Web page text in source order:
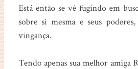
Está então se vê fugindo em
sobre si mesma e seus
vingança.
Tendo apenas sua melhor amiga